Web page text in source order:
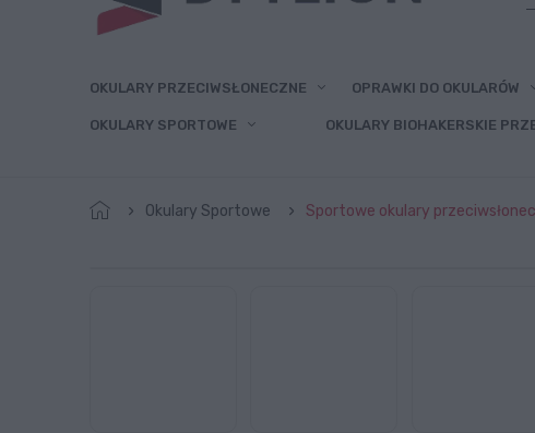
OKULARY PRZECIWSŁONECZNE OPRAWKI DO OKULARÓW
OKULARY SPORTOWE OKULARY BIOHAKERSKIE
Okulary Sportowe Sportowe okulary